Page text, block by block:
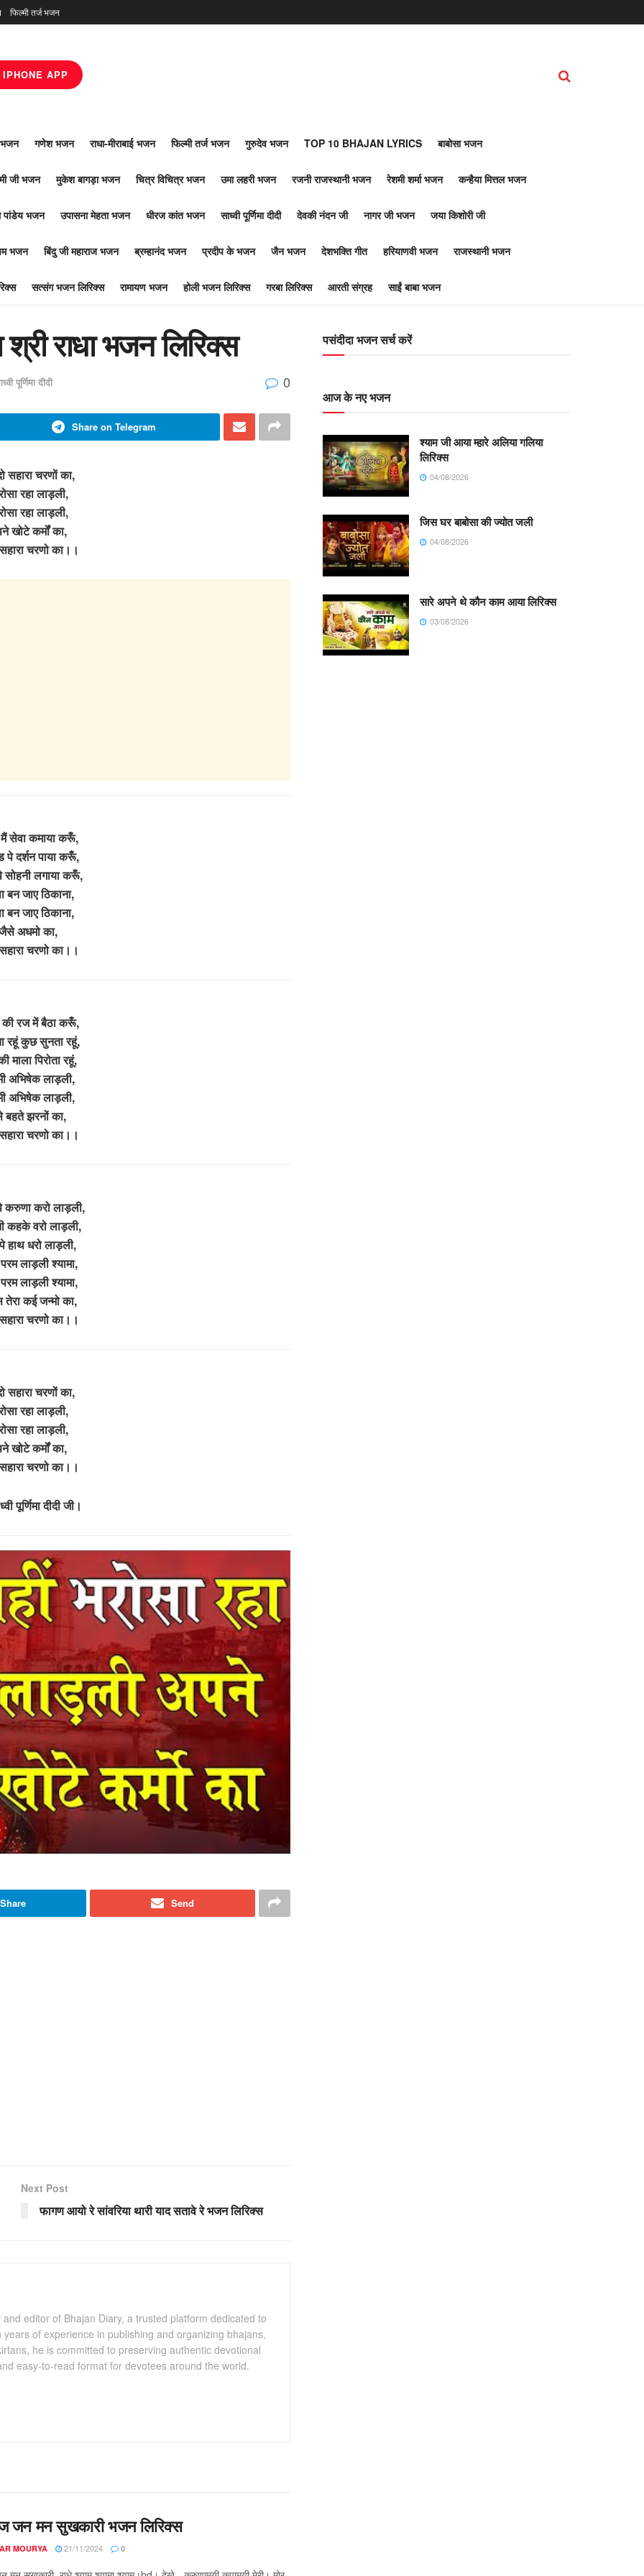
फिल्मी तर्ज भजन
IPHONE APP
भजन गणेश भजन राधा-मीराबाई भजन फिल्मी तर्ज भजन गुरुदेव भजन TOP 10 BHAJAN LYRICS बाबोसा भजन
जी भजन मुकेश बागड़ा भजन चित्र विचित्र भजन उमा लहरी भजन रजनी राजस्थानी भजन रेशमी शर्मा भजन कन्हैया मित्तल भजन
पांडेय भजन उपासना मेहता भजन धीरज कांत भजन साध्वी पूर्णिमा दीदी देवकी नंदन जी नागर जी भजन जया किशोरी जी
भजन बिंदु जी महाराज भजन ब्रम्हानंद भजन प्रदीप के भजन जैन भजन देशभक्ति गीत हरियाणवी भजन राजस्थानी भजन
सत्संग भजन लिरिक्स रामायण भजन होली भजन लिरिक्स गरबा लिरिक्स आरती संग्रह साईं बाबा भजन
श्री राधा भजन लिरिक्स
पूर्णिमा दीदी 0
Share on Telegram
सहारा चरणों का,
रहा लाड़ली,
रहा लाड़ली,
खोटे कर्मों का,
चरणो का।।
सेवा कमाया करूँ,
दर्शन पाया करूँ,
लगाया करूँ,
बन जाए ठिकाना,
बन जाए ठिकाना,
अधमो का,
चरणो का।।
की रज में बैठा करूँ,
रहूं कुछ सुनता रहूं,
माला पिरोता रहूं,
अभिषेक लाड़ली,
अभिषेक लाड़ली,
बहते झरनों का,
चरणो का।।
करुणा करो लाड़ली,
कहके वरो लाड़ली,
हाथ धरो लाड़ली,
परम लाड़ली श्यामा,
परम लाड़ली श्यामा,
तेरा कई जन्मो का,
चरणो का।।
सहारा चरणों का,
रहा लाड़ली,
रहा लाड़ली,
खोटे कर्मों का,
चरणो का।।
पूर्णिमा दीदी जी।
Share Send
Next Post
फागण आयो रे सांवरिया थारी याद सतावे रे भजन लिरिक्स
editor of Bhajan Diary, a trusted platform dedicated to
of experience in publishing and organizing bhajans,
he is committed to preserving authentic devotional
easy-to-read format for devotees around the world.
जन मन सुखकारी भजन लिरिक्स
MOURYA 21/11/2024 0
पसंदीदा भजन सर्च करें
आज के नए भजन
श्याम जी आया म्हारे अलिया गलिया
लिरिक्स
04/08/2026
जिस घर बाबोसा की ज्योत जली
04/08/2026
सारे अपने थे कौन काम आया लिरिक्स
03/08/2026